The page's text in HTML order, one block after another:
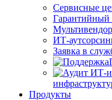
Сервисные
Гарантийный
ИТ-
Заявка в
Продукты